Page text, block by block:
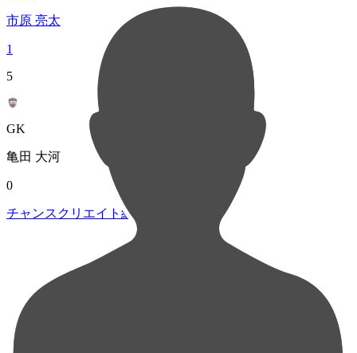
市原 亮太
1
5
GK
亀田 大河
0
チャンスクリエイト総数